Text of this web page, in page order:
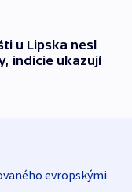
u Lipska nesl
indicie ukazují
evropskými